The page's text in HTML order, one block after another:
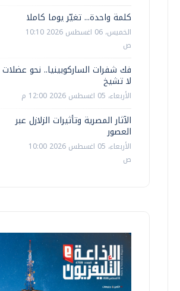
كلمة واحدة... تغيّر يوما كاملا
الخميس، 06 اغسطس 2026 10:10
ص
فك شفرات الساركوبينيا.. نحو عضلات
لا تشيخ
الأربعاء، 05 اغسطس 2026 12:00 م
الآثار المصرية وتأثيرات الزلازل عبر
العصور
الأربعاء، 05 اغسطس 2026 10:00
ص